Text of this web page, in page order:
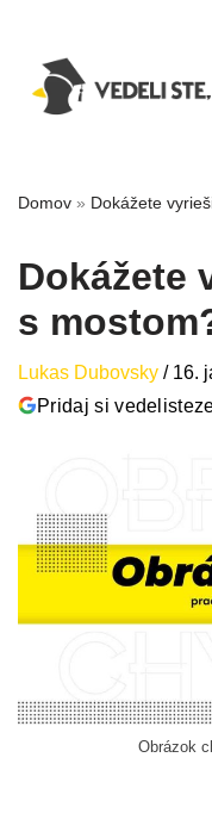
Domov » Dokážete
Dokážete
s
Lukas Dubovsky / 16.
Pridaj si
Obrázok